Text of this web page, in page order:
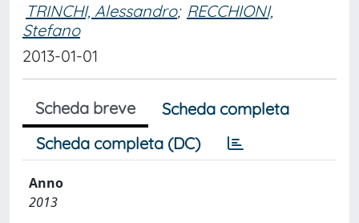
TRINCHI, Alessandro; RECCHIONI,
Stefano
2013-01-01
Scheda breve
Scheda completa
Scheda completa (DC)
Anno
2013